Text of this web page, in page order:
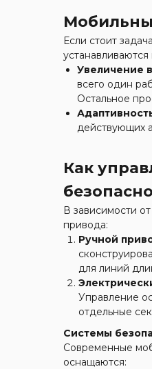
Если стоит
Увеличение
всего один
Остальное
действующих
Как
В зависимости
привода:
Ручной
для линий
Управление
отдельные
Системы
Современные
оснащаются: